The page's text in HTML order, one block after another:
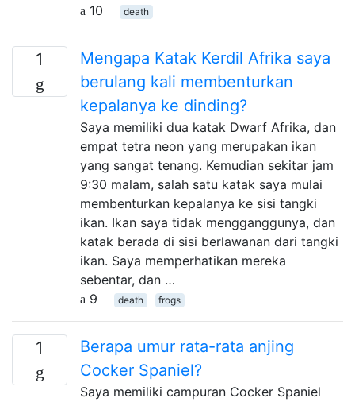
10
death
1
Mengapa Katak Kerdil Afrika saya
berulang kali membenturkan
kepalanya ke dinding?
Saya memiliki dua katak Dwarf Afrika, dan
empat tetra neon yang merupakan ikan
yang sangat tenang. Kemudian sekitar jam
9:30 malam, salah satu katak saya mulai
membenturkan kepalanya ke sisi tangki
ikan. Ikan saya tidak mengganggunya, dan
katak berada di sisi berlawanan dari tangki
ikan. Saya memperhatikan mereka
sebentar, dan …
9
death frogs
1
Berapa umur rata-rata anjing
Cocker Spaniel?
Saya memiliki campuran Cocker Spaniel